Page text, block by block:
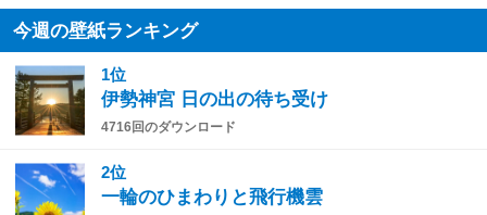
今週の壁紙ランキング
1位
伊勢神宮 日の出の待ち受け
4716回のダウンロード
2位
一輪のひまわりと飛行機雲